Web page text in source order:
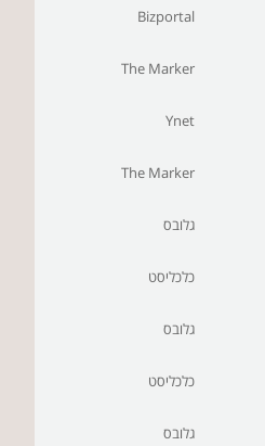
Bizportal
The Marker
Ynet
The Marker
גלובס
כלכליסט
גלובס
כלכליסט
גלובס